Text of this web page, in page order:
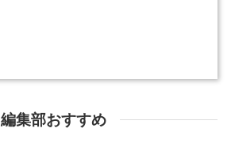
編集部おすすめ